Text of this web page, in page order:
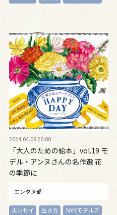
2024.04.08 20:00
「大人のための絵本」vol.19 モ
デル・アンヌさんの名作選 花
の季節に
エンタメ部
エッセイ 生き方 50代モデルズ